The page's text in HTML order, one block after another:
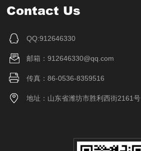
Contact Us
QQ:912646330
邮箱：912646330@qq.com
传真：86-0536-8359516
地址：山东省潍坊市胜利西街2161号